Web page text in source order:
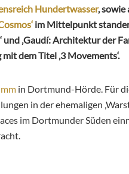
Hundertwasser, sowie
im Mittelpunkt
‚Gaudí: Architektur der
dem Titel ‚3 Movements‘.
in Dortmund-Hörde. Für
in der ehemaligen
im Dortmunder Süden